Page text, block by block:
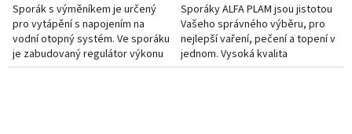
Sporák s výměníkem je určený
pro vytápění s napojením na
vodní otopný systém. Ve sporáku
je zabudovaný regulátor výkonu
do topné soustavy. Regulace
Sporáky ALFA PLAM jsou jistotou
Vašeho správného výběru, pro
nejlepší vaření, pečení a topení v
jednom. Vysoká kvalita
konstrukce, použitých materiálů i